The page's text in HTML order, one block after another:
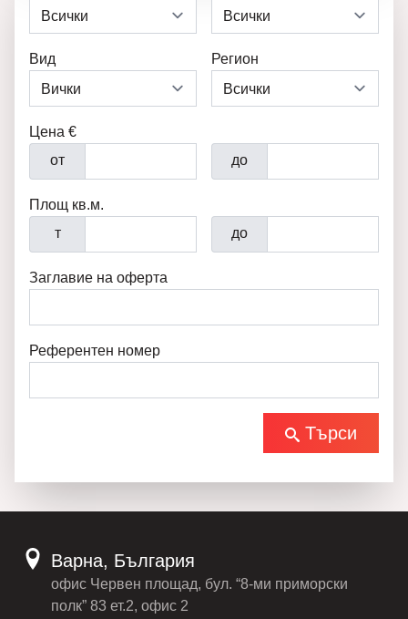
Вид Регион
Цена €
от
до
Площ кв.м.
т
до
Заглавие на оферта
Референтен номер
Търси
Варна, България
офис Червен площад, бул. “8-ми приморски
полк” 83 ет.2, офис 2